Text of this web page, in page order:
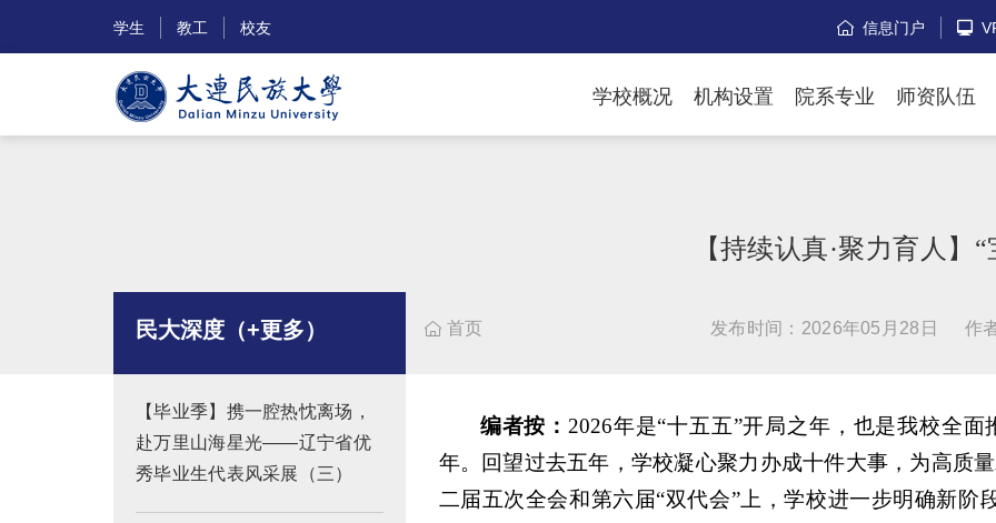
学生 教工 校友  信息门户 
学校概况 机构设置 院系专业 师资队伍
【持续认真·聚力育人】
 首页 发布时间：2026年05月28日 作
民大深度（+更多）
【毕业季】携一腔热忱离场，
赴万里山海星光——辽宁省优
秀毕业生代表风采展（三）
编者按： 2026年是“十五五”开局之年，也是我校全
年。回望过去五年，学校凝心聚力办成十件大事，为高质
二届五次全会和第六届“双代会”上，学校进一步明确新阶